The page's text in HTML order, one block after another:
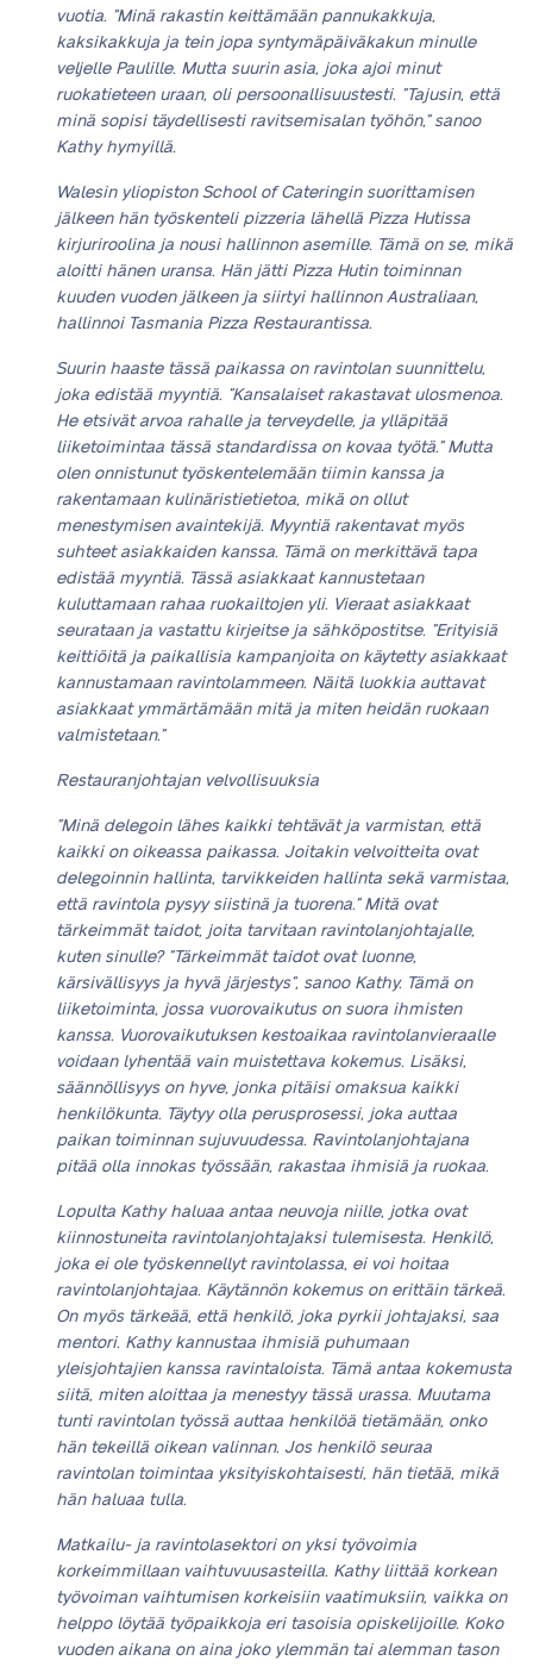
vuotia. ”Minä rakastin keittämään pannukakkuja,
kaksikakkuja ja tein jopa syntymäpäiväkakun minulle
veljelle Paulille. Mutta suurin asia, joka ajoi minut
ruokatieteen uraan, oli persoonallisuustesti. ”Tajusin, että
minä sopisi täydellisesti ravitsemisalan työhön,” sanoo
Kathy hymyillä.
Walesin yliopiston School of Cateringin suorittamisen
jälkeen hän työskenteli pizzeria lähellä Pizza Hutissa
kirjuriroolina ja nousi hallinnon asemille. Tämä on se, mikä
aloitti hänen uransa. Hän jätti Pizza Hutin toiminnan
kuuden vuoden jälkeen ja siirtyi hallinnon Australiaan,
hallinnoi Tasmania Pizza Restaurantissa.
Suurin haaste tässä paikassa on ravintolan suunnittelu,
joka edistää myyntiä. ”Kansalaiset rakastavat ulosmenoa.
He etsivät arvoa rahalle ja terveydelle, ja ylläpitää
liiketoimintaa tässä standardissa on kovaa työtä.” Mutta
olen onnistunut työskentelemään tiimin kanssa ja
rakentamaan kulinäristietietoa, mikä on ollut
menestymisen avaintekijä. Myyntiä rakentavat myös
suhteet asiakkaiden kanssa. Tämä on merkittävä tapa
edistää myyntiä. Tässä asiakkaat kannustetaan
kuluttamaan rahaa ruokailtojen yli. Vieraat asiakkaat
seurataan ja vastattu kirjeitse ja sähköpostitse. ”Erityisiä
keittiöitä ja paikallisia kampanjoita on käytetty asiakkaat
kannustamaan ravintolammeen. Näitä luokkia auttavat
asiakkaat ymmärtämään mitä ja miten heidän ruokaan
valmistetaan.”
Restauranjohtajan velvollisuuksia
”Minä delegoin lähes kaikki tehtävät ja varmistan, että
kaikki on oikeassa paikassa. Joitakin velvoitteita ovat
delegoinnin hallinta, tarvikkeiden hallinta sekä varmistaa,
että ravintola pysyy siistinä ja tuorena.” Mitä ovat
tärkeimmät taidot, joita tarvitaan ravintolanjohtajalle,
kuten sinulle? ”Tärkeimmät taidot ovat luonne,
kärsivällisyys ja hyvä järjestys”, sanoo Kathy. Tämä on
liiketoiminta, jossa vuorovaikutus on suora ihmisten
kanssa. Vuorovaikutuksen kestoaikaa ravintolanvieraalle
voidaan lyhentää vain muistettava kokemus. Lisäksi,
säännöllisyys on hyve, jonka pitäisi omaksua kaikki
henkilökunta. Täytyy olla perusprosessi, joka auttaa
paikan toiminnan sujuvuudessa. Ravintolanjohtajana
pitää olla innokas työssään, rakastaa ihmisiä ja ruokaa.
Lopulta Kathy haluaa antaa neuvoja niille, jotka ovat
kiinnostuneita ravintolanjohtajaksi tulemisesta. Henkilö,
joka ei ole työskennellyt ravintolassa, ei voi hoitaa
ravintolanjohtajaa. Käytännön kokemus on erittäin tärkeä.
On myös tärkeää, että henkilö, joka pyrkii johtajaksi, saa
mentori. Kathy kannustaa ihmisiä puhumaan
yleisjohtajien kanssa ravintaloista. Tämä antaa kokemusta
siitä, miten aloittaa ja menestyy tässä urassa. Muutama
tunti ravintolan työssä auttaa henkilöä tietämään, onko
hän tekeillä oikean valinnan. Jos henkilö seuraa
ravintolan toimintaa yksityiskohtaisesti, hän tietää, mikä
hän haluaa tulla.
Matkailu- ja ravintolasektori on yksi työvoimia
korkeimmillaan vaihtuvuusasteilla. Kathy liittää korkean
työvoiman vaihtumisen korkeisiin vaatimuksiin, vaikka on
helppo löytää työpaikkoja eri tasoisia opiskelijoille. Koko
vuoden aikana on aina joko ylemmän tai alemman tason